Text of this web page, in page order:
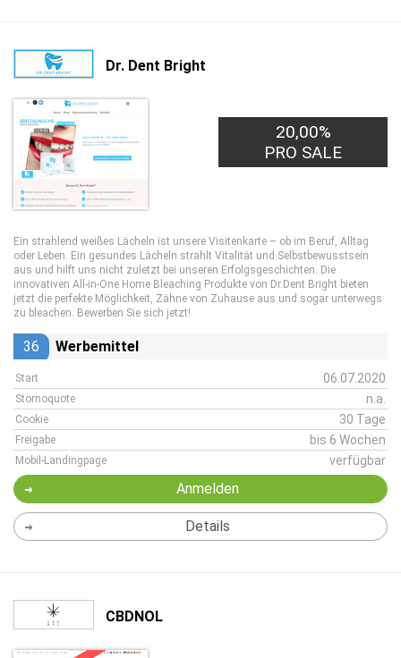
Dr. Dent Bright
20,00%
PRO SALE
Ein strahlend weißes Lächeln ist unsere Visitenkarte – ob im Beruf, Alltag
oder Leben. Ein gesundes Lächeln strahlt Vitalität und Selbstbewusstsein
aus und hilft uns nicht zuletzt bei unseren Erfolgsgeschichten. Die
innovativen All-in-One Home Bleaching Produkte von Dr.Dent Bright bieten
jetzt die perfekte Möglichkeit, Zähne von Zuhause aus und sogar unterwegs
zu bleachen. Bewerben Sie sich jetzt!
36 Werbemittel
Start 06.07.2020
Stornoquote n.a.
Cookie 30 Tage
Freigabe bis 6 Wochen
Mobil-Landingpage verfügbar
Anmelden
Details
CBDNOL